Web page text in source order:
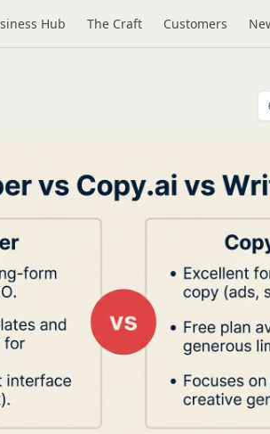
Hub The Craft Customers